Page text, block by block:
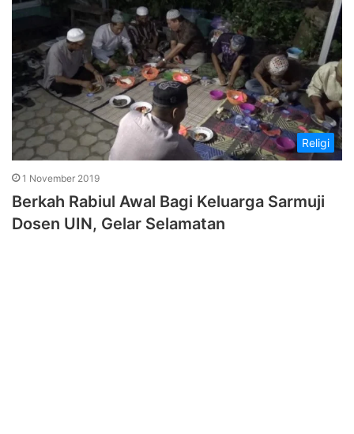
Religi
1 November 2019
Berkah Rabiul Awal Bagi Keluarga Sarmuji
Dosen UIN, Gelar Selamatan